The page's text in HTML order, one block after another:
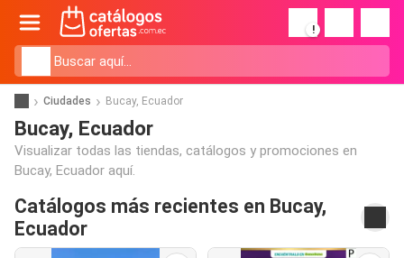
!
Ciudades Bucay, Ecuador
Bucay, Ecuador
Visualizar todas las tiendas, catálogos y promociones en
Bucay, Ecuador aquí.
Catálogos más recientes en Bucay,
Ecuador